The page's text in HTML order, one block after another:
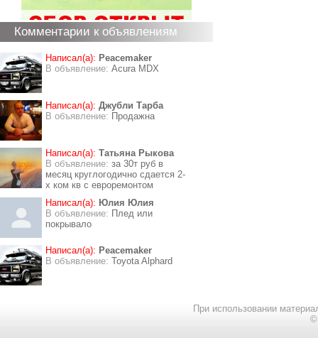
Комментарии к объявлениям
Написал(а): Peacemaker
В объявление: Acura MDX
Написал(а): Джубли Тарба
В объявление: Продажна
Написал(а): Татьяна Рыкова
В объявление: за 30т руб в
месяц круглогодично сдается 2-
х ком кв с евроремонтом
Написал(а): Юлия Юлия
В объявление: Плед или
покрывало
Написал(а): Peacemaker
В объявление: Toyota Alphard
При использовании